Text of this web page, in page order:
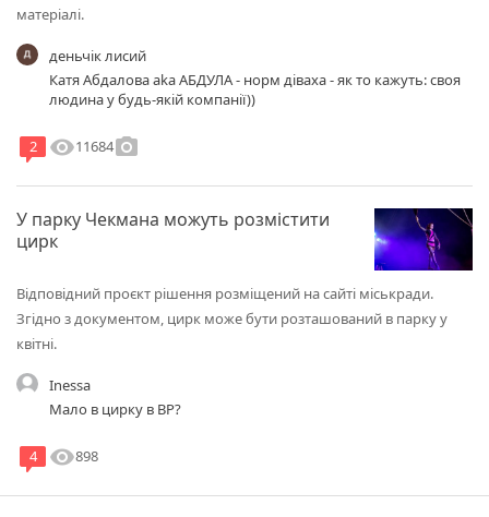
матеріалі.
деньчік лисий
Катя Абдалова aka АБДУЛА - норм діваха - як то кажуть: своя
людина у будь-якій компанії))
2 visibility11684photo_camera
У парку Чекмана можуть розмістити
цирк
Відповідний проєкт рішення розміщений на сайті міськради.
Згідно з документом, цирк може бути розташований в парку у
квітні.
Inessa
Мало в цирку в ВР?
4 visibility898